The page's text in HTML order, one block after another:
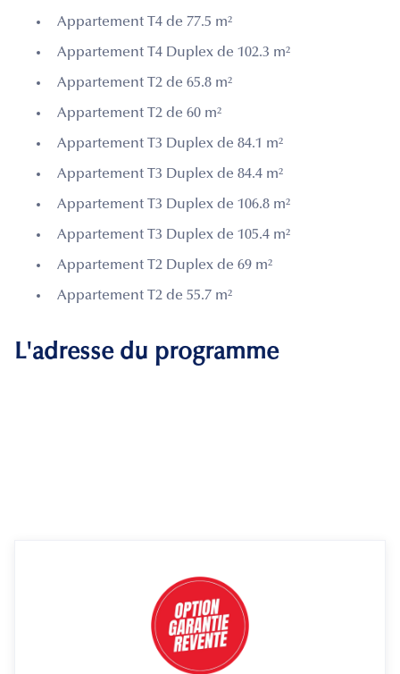
Appartement T4 de 77.5 m²
Appartement T4 Duplex de 102.3 m²
Appartement T2 de 65.8 m²
Appartement T2 de 60 m²
Appartement T3 Duplex de 84.1 m²
Appartement T3 Duplex de 84.4 m²
Appartement T3 Duplex de 106.8 m²
Appartement T3 Duplex de 105.4 m²
Appartement T2 Duplex de 69 m²
Appartement T2 de 55.7 m²
L'adresse du programme